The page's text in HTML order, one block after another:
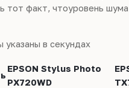
тот факт, чтоуровень
указаны в секундах
EPSON Stylus Photo
PX720WD